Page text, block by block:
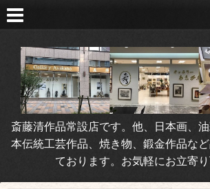
斎藤清作品常設店です。他、日本画、
本伝統工芸作品、焼き物、鍛金作品な
ております。お気軽にお立寄り